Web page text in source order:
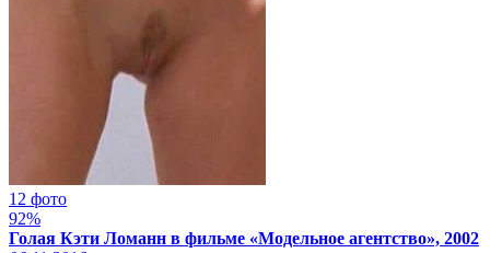
12 фото
92%
Голая Кэти Ломанн в фильме «Модельное агентство», 2002